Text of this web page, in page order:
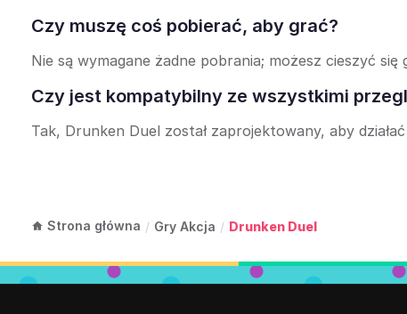
Czy muszę coś pobierać, aby grać?
Nie są wymagane żadne pobrania; możesz cieszyć
Czy jest kompatybilny ze wszystkimi
Tak, Drunken Duel został zaprojektowany, aby
Strona główna / Gry Akcja / Drunken Duel